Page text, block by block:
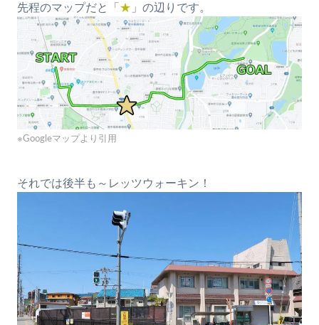
先程のマップだと「 ★ 」の辺りです。
※Googleマップより引用
それでは後半も～レッツウォーキン！